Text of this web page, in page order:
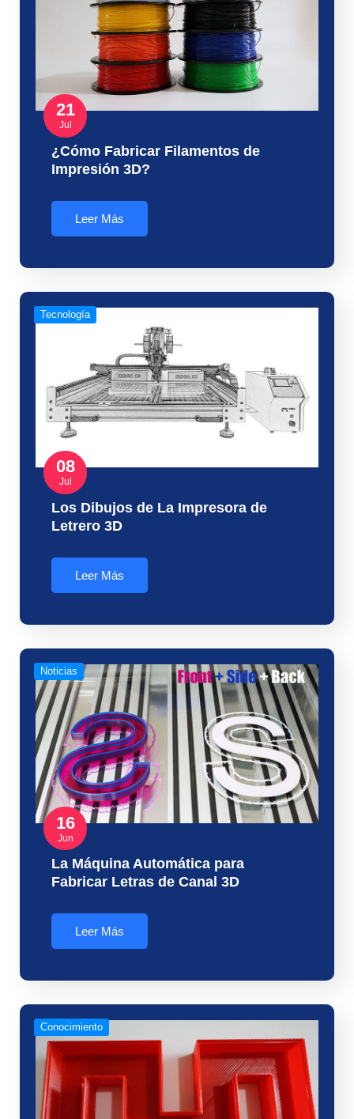
21
Jul
¿Cómo Fabricar Filamentos de
Impresión 3D?
Leer Más
08
Jul
Tecnología
Los Dibujos de La Impresora de
Letrero 3D
Leer Más
16
Jun
Noticias
La Máquina Automática para
Fabricar Letras de Canal 3D
Leer Más
Conocimiento